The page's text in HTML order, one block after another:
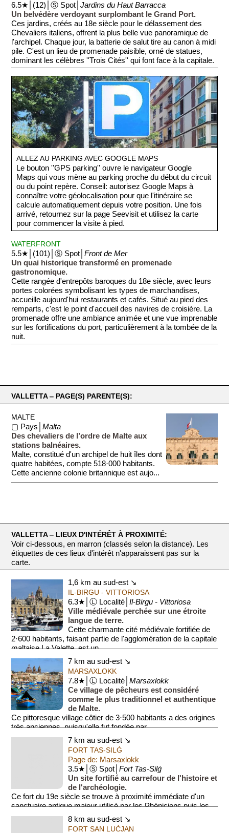
6.5★│(12)│Ⓢ Spot│Jardins du Haut Barracca
Un belvédère verdoyant surplombant le Grand Port.
Ces jardins, créés au 18e siècle pour le délassement des
Chevaliers italiens, offrent la plus belle vue panoramique de
l'archipel. Chaque jour, la batterie de salut tire au canon à midi
pile. C'est un lieu de promenade paisible, orné de statues,
dominant les célèbres ''Trois Cités'' qui font face à la capitale.
ALLEZ AU PARKING AVEC GOOGLE MAPS
Le bouton ''GPS parking'' ouvre le navigateur Google
Maps qui vous mène au parking proche du début du circuit
ou du point repère. Conseil: autorisez Google Maps à
connaître votre géolocalisation pour que l'itinéraire se
calcule automatiquement depuis votre position. Une fois
arrivé, retournez sur la page Seevisit et utilisez la carte
pour commencer la visite à pied.
WATERFRONT
5.5★│(101)│Ⓢ Spot│Front de Mer
Un quai historique transformé en promenade
gastronomique.
Cette rangée d'entrepôts baroques du 18e siècle, avec leurs
portes colorées symbolisant les types de marchandises,
accueille aujourd'hui restaurants et cafés. Situé au pied des
remparts, c'est le point d'accueil des navires de croisière. La
promenade offre une ambiance animée et une vue imprenable
sur les fortifications du port, particulièrement à la tombée de la
nuit.
VALLETTA ‒ PAGE(S) PARENTE(S):
MALTE
▢ Pays│Malta
Des chevaliers de l’ordre de Malte aux
stations balnéaires.
Malte, constitué d'un archipel de huit îles dont
quatre habitées, compte 518·000 habitants.
Cette ancienne colonie britannique est aujo...
VALLETTA ‒ LIEUX D'INTÉRÊT À PROXIMITÉ:
Voir ci-dessous, en marron (classés selon la distance). Les
étiquettes de ces lieux d'intérêt n'apparaissent pas sur la
carte.
1,6 km au sud-est ↘
IL-BIRGU - VITTORIOSA
6.3★│Ⓛ Localité│Il-Birgu - Vittoriosa
Ville médiévale perchée sur une étroite
langue de terre.
Cette charmante cité médiévale fortifiée de
2·600 habitants, faisant partie de l'agglomération de la capitale
maltaise La Valette, est un...
7 km au sud-est ↘
MARSAXLOKK
7.8★│Ⓛ Localité│Marsaxlokk
Ce village de pêcheurs est considéré
comme le plus traditionnel et authentique
de Malte.
Ce pittoresque village côtier de 3·500 habitants a des origines
très anciennes, puisqu'elle fut fondée par...
7 km au sud-est ↘
FORT TAS-SILĠ
Page de: Marsaxlokk
3.5★│Ⓢ Spot│Fort Tas-Silġ
Un site fortifié au carrefour de l'histoire et
de l'archéologie.
Ce fort du 19e siècle se trouve à proximité immédiate d'un
sanctuaire antique majeur utilisé par les Phéniciens puis les
Romains. D...
8 km au sud-est ↘
FORT SAN LUĊJAN